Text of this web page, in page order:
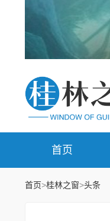
首页
首页>桂林之窗>头条